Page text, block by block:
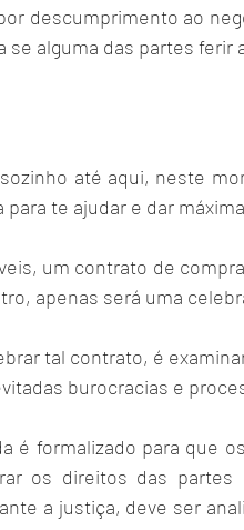
descumprimento ao
se alguma das partes ferir
até aqui, neste
te ajudar e dar
um contrato de
apenas será uma
tal contrato, é
burocracias e
é formalizado para que
os direitos das
a justiça, deve ser